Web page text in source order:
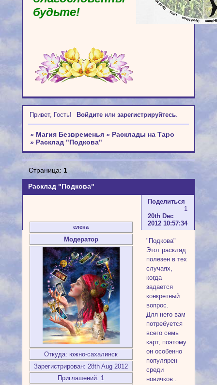
будьте!
Привет, Гость! Войдитеили зарегистрируйтесь.
» Магия Безвременья » Расклады на Таро
» Расклад "Подкова"
Расклад "Подкова"
Страница: 1
Поделиться
1
20th Dec
2012 10:57:34
елена
Модератор
Откуда: южно-сахалинск
Зарегистрирован: 28th Aug 2012
Приглашений: 1
"Подкова"
Этот расклад
полезен в тех
случаях,
когда
задается
конкретный
вопрос.
Для него вам
потребуется
всего семь
карт, поэтому
он особенно
популярен
среди
новичков .